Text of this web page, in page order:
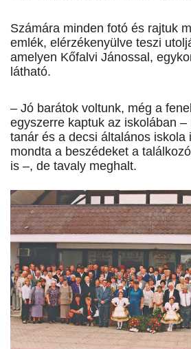
Számára minden fotó és rajtuk
emlék, elérzékenyülve teszi
amelyen Kőfalvi Jánossal,
látható.
– Jó barátok voltunk, még a
egyszerre kaptuk az iskolában
tanár és a decsi általános iskola
mondta a beszédeket a
is –, de tavaly meghalt.